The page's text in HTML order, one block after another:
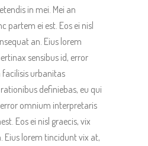
in mei. Mei an
partem ei est. Eos ei nisl
an. Eius lorem
sensibus id, error
facilisis urbanitas
definiebas, eu qui
omnium interpretaris
Eos ei nisl graecis, vix
Eius lorem tincidunt vix at,